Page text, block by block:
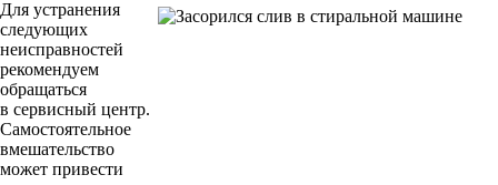
Для устранения
следующих
неисправностей
рекомендуем
обращаться
в сервисный центр.
Самостоятельное
вмешательство
может привести